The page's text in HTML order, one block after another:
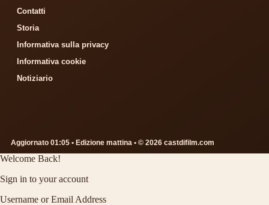
Contatti
Storia
Informativa sulla privacy
Informativa cookie
Notiziario
Aggiornato 01:05 • Edizione mattina • © 2026 castdifilm.com
Welcome Back!
Sign in to your account
Username or Email Address